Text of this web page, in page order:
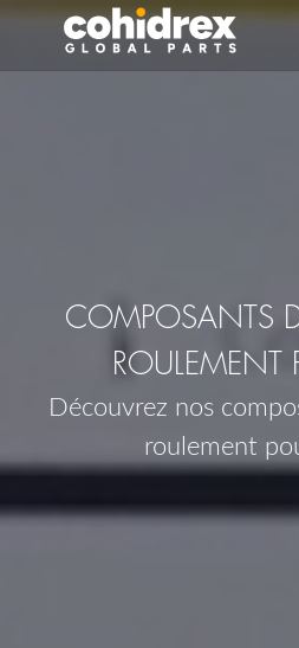
COMPOSANTS
ROULEMENT
Découvrez nos
roulement